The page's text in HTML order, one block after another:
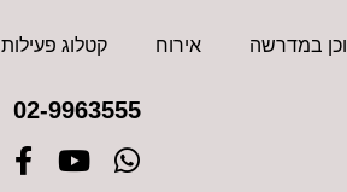
במדרשה אירוח קטלוג פעילות
02-9963555